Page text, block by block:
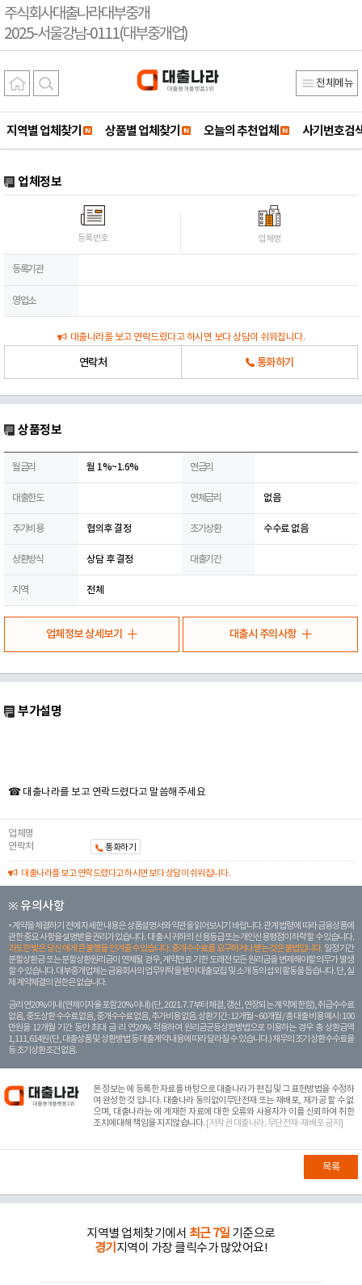
주식회사대출나라대부중개
2025-서울강남-0111(대부중개업)
전체메뉴
지역별 업체찾기 상품별 업체찾기 오늘의 추천업체 사기번호검
업체정보
등록번호 업체명
등록기관
영업소
대출나라를 보고 연락드렸다고 하시면 보다 상담이 쉬워집니다.
연락처 통화하기
상품정보
월금리 월 1%~1.6% 연금리
대출한도 연체금리 없음
추가비용 협의후 결정 조기상환 수수료 없음
상환방식 상담 후 결정 대출기간
지역 전체
업체정보 상세보기 대출시 주의사항
부가설명
☎ 대출나라를 보고 연락드렸다고 말씀해주세요
업체명
연락처
통화하기
대출나라를 보고 연락드렸다고 하시면 보다 상담이 쉬워집니다.
※ 유의사항
계약을 체결하기 전에 자세한 내용은 상품설명서와 약관을 읽어보시기 바랍니다. 관계 법령에 따라 금융상품에
관한 중요 사항을 설명받을 권리가 있습니다. 대 출 시 귀하의 신용등급 또는 개인신용평점이 하락할 수 있습니다.
과도한 빚은 당신 에게 큰 불행을 안겨줄 수 있습니다. 중개수수료를 요구하거나 받는 것은 불법입니다. 일정 기간
분할상환금 또는 분할상환원리금이 연체될 경우, 계약만료 기한 도래전 모든 원리금을 변제해야할 의무가 발생
할 수 있습니다. 대부중개업체는 금융회사의 업무위탁을 받아 대출모집 및 소개 등의 섭외 활동을 돕습니다. 단, 실
제 계약체결의 권한은 없습니다.
금리 연20% 이내 (연체이자율 포함 20% 이내) (단, 2021. 7. 7부터 체결, 갱신, 연장되는 계 약에 한함), 취급수수료
없음, 중도상환 수수료 없음, 중개수수료 없음, 추가비용 없음. 상환기간 : 12개월 ~ 60개월 / 총 대출 비용 예시 : 100
만원을 12개월 기간 동안 최대 금 리 연20% 적용하여 원리금균등상환방법으로 이용하는 경우 총 상환금액
1,111,614원 (단, 대출상품 및 상환방법 등 대출계약 내용에 따라 달라질 수 있습니다.) 채무의 조기 상환수수료율
등 조기상환조건 없음.
본 정보는에 등록한 자료를 바탕으로 대출나라가 편집 및 그 표현방법을 수정하
여 완성한 것 입니다. 대출나라 동의없이무단전재 또는 재배포, 재가공 할 수 없
으며, 대출나라는 에 게재한 자료에 대한 오류와 사용자가 이를 신뢰하여 취한
조치에대해 책임을 지지않습니다. [저작권 대출나라. 무단전재-재배포 금지]
목록
지역별 업체찾기에서 최근 7일 기준으로
경기 지역이 가장 클릭수가 많았어요!